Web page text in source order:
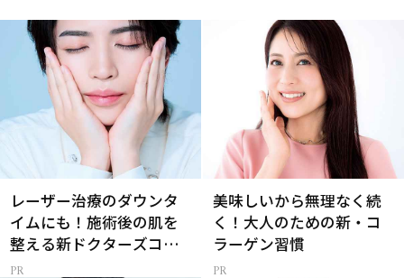
レーザー治療のダウンタ
イムにも！施術後の肌を
整える新ドクターズコス
メ
美味しいから無理なく続
く！大人のための新・コ
ラーゲン習慣